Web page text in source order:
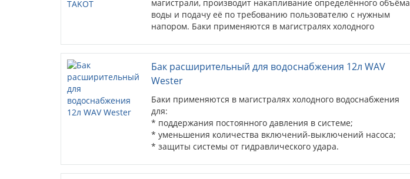
магистрали, производит накапливание определённого объёма
воды и подачу её по требованию пользователю с нужным
напором. Баки применяются в магистралях холодного
* уменьшения количества включений-выключений насоса;
* защиты системы от гидравлического удара.
Бак расширительный для водоснабжения 12л WAV
Wester
Баки применяются в магистралях холодного водоснабжения
для:
* поддержания постоянного давления в системе;
* уменьшения количества включений-выключений насоса;
* защиты системы от гидравлического удара.